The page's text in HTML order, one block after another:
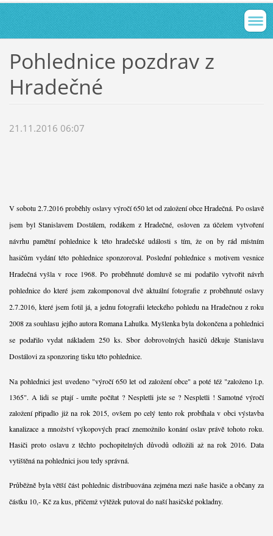
Pohlednice pozdrav z
Hradečné
21.11.2016 06:07
V sobotu 2.7.2016 proběhly oslavy výročí 650 let od založení obce Hradečná. Po oslavě
jsem byl Stanislavem Dostálem, rodákem z Hradečné, osloven za účelem vytvoření
návrhu pamětní pohlednice k této hradečské události s tím, že on by rád místním
hasičům vydání této pohlednice sponzoroval. Poslední pohlednice s motivem vesnice
Hradečná vyšla v roce 1968. Po proběhnuté domluvě se mi podařilo vytvořit návrh
pohlednice do které jsem zakomponoval dvě aktuální fotografie z proběhnuté oslavy
2.7.2016, které jsem fotil já, a jednu fotografii leteckého pohledu na Hradečnou z roku
2008 za souhlasu jejího autora Romana Lahulka. Myšlenka byla dokončena a pohlednici
se podařilo vydat nákladem 250 ks. Sbor dobrovolných hasičů děkuje Stanislavu
Dostálovi za sponzoring tisku této pohlednice.
Na pohlednici jest uvedeno "výročí 650 let od založení obce" a poté též "založeno l.p.
1365". A lidi se ptají - umíte počítat ? Nespletli jste se ? Nespletli ! Samotné výročí
založení připadlo již na rok 2015, ovšem po celý tento rok probíhala v obci výstavba
kanalizace a množství výkopových prací znemožnilo konání oslav právě tohoto roku.
Hasiči proto oslavu z těchto pochopitelných důvodů odložili až na rok 2016. Data
vytištěná na pohlednici jsou tedy správná.
Průběžně byla větší část pohlednic distribuována zejména mezi naše hasiče a občany za
částku 10,- Kč za kus, přičemž výtěžek putoval do naší hasičské pokladny.